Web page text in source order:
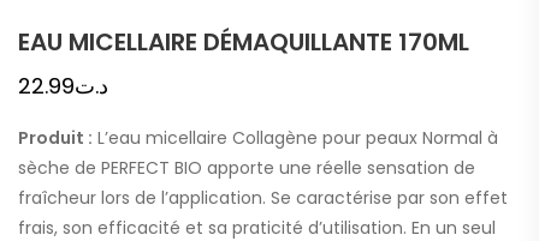
EAU MICELLAIRE DÉMAQUILLANTE 170ML
د.ت22.99
Produit : L’eau micellaire Collagène pour peaux Normal à
sèche de PERFECT BIO apporte une réelle sensation de
fraîcheur lors de l’application. Se caractérise par son effet
frais, son efficacité et sa praticité d’utilisation. En un seul